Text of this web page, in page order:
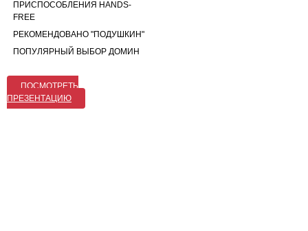
ПРИСПОСОБЛЕНИЯ HANDS-
FREE
РЕКОМЕНДОВАНО "ПОДУШКИН"
ПОПУЛЯРНЫЙ ВЫБОР ДОМИН
ПОСМОТРЕТЬ
ПРЕЗЕНТАЦИЮ